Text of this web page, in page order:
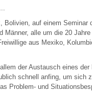
Bolivien, auf einem
Männer, alle um die 20
aus Mexiko,
der Austausch eines
schnell anfing, um sich
Problem- und